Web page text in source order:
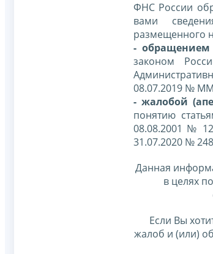
ФНС России
вами
размещенного
- обращением
законом
08.07.2019 №
- жалобой
понятию
08.08.2001 №
31.07.2020 №
Данная
в целях
Если Вы
жалоб и (или)